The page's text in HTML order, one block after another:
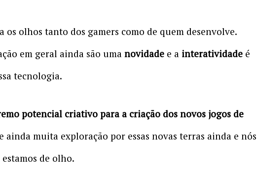
os olhos tanto dos gamers como de quem desenvolve.
em geral ainda são uma novidade e a interatividade é
tecnologia.
potencial criativo para a criação dos novos jogos de
ainda muita exploração por essas novas terras ainda e nós
de olho.